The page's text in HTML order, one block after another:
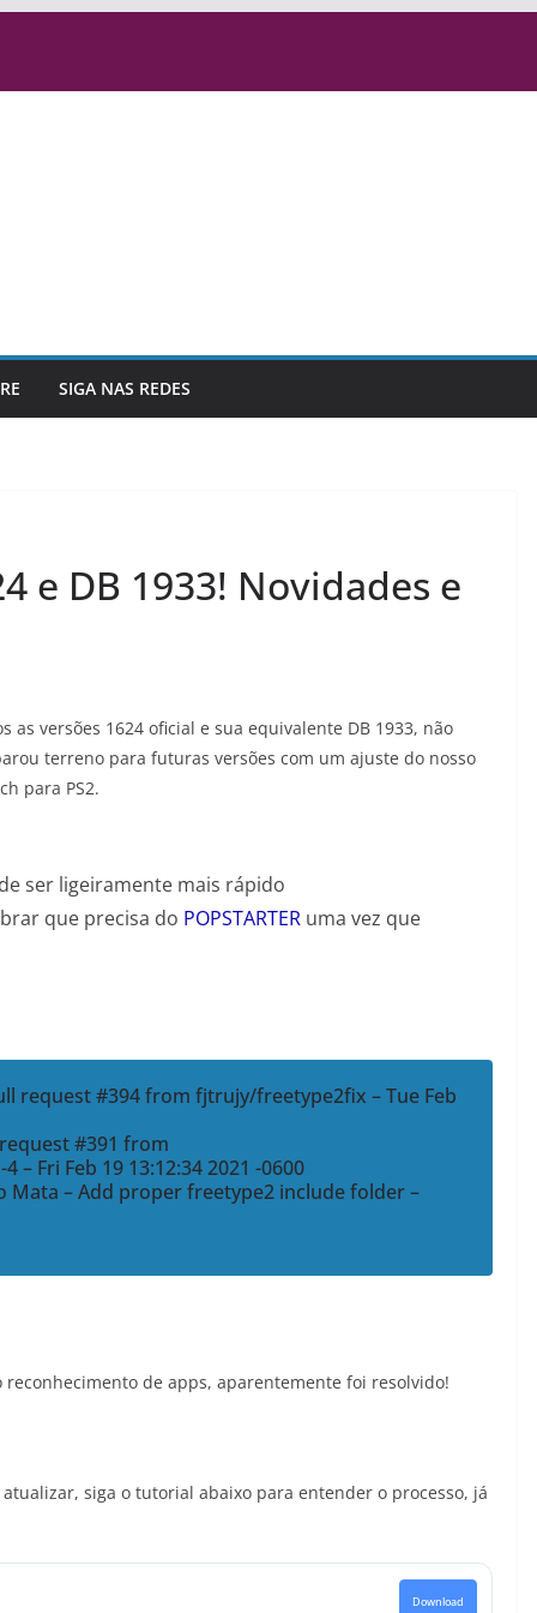
SIGA NAS REDES
e DB 1933! Novidades e
as versões 1624 oficial e sua equivalente DB 1933, não
terreno para futuras versões com um ajuste do nosso
para PS2.
ser ligeiramente mais rápido
que precisa do POPSTARTER uma vez que
request #394 from fjtrujy/freetype2fix – Tue Feb
#391 from
Fri Feb 19 13:12:34 2021 -0600
Mata – Add proper freetype2 include folder –
de apps, aparentemente foi resolvido!
siga o tutorial abaixo para entender o processo, já
Download